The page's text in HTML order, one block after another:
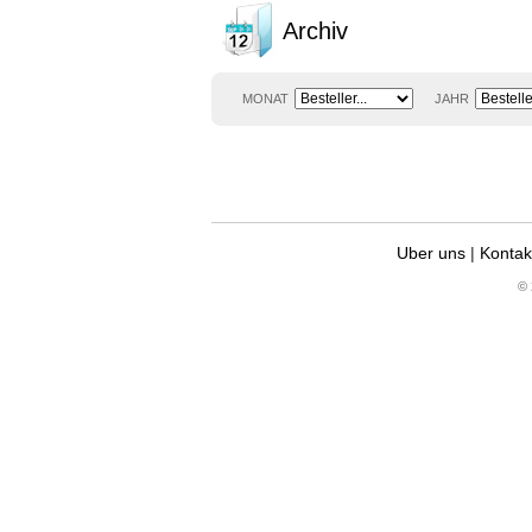
Archiv
MONAT JAHR
Uber uns|
©